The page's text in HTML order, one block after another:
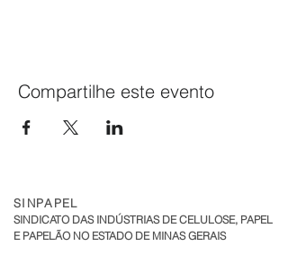
Compartilhe este evento
SINPAPEL
SINDICATO DAS INDÚSTRIAS DE CELULOSE, PAPEL
E PAPELÃO NO ESTADO DE MINAS GERAIS